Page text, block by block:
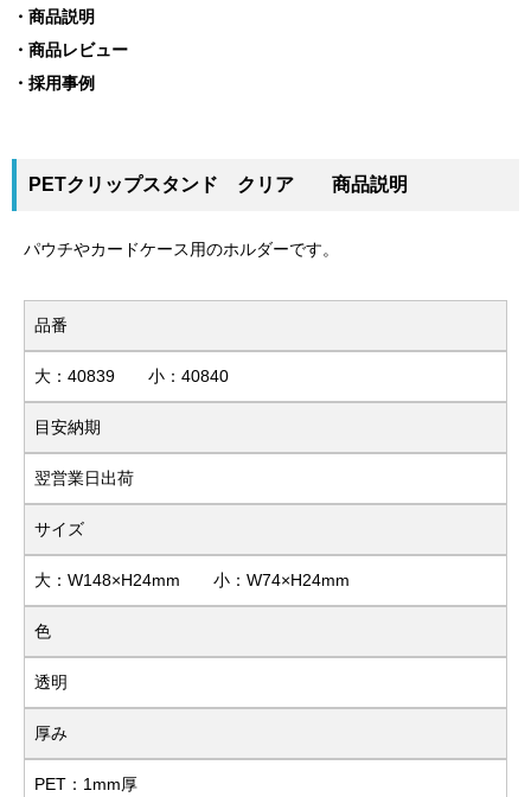
商品説明
商品レビュー
採用事例
PETクリップスタンド クリア 商品説明
パウチやカードケース用のホルダーです。
品番
大：40839 小：40840
目安納期
翌営業日出荷
サイズ
大：W148×H24mm 小：W74×H24mm
色
透明
厚み
PET：1mm厚